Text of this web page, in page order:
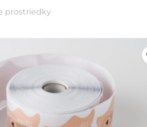
prostriedky